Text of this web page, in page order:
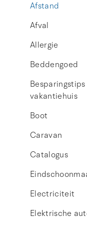
Afstand
Afval
Allergie
Beddengoed
vakantiehuis
Boot
Caravan
Catalogus
Electriciteit
Elektrische